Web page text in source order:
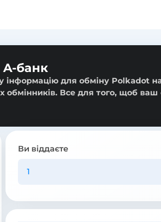
банк
інформацію для обміну Polkadot
обмінників. Все для того, щоб
Ви віддаєте